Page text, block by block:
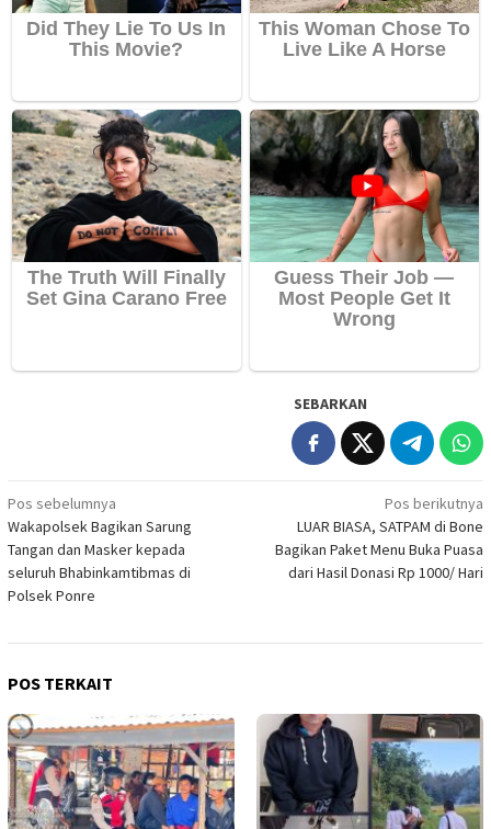
SEBARKAN
Navigasi
pos
Pos sebelumnya
Wakapolsek Bagikan Sarung
Tangan dan Masker kepada
seluruh Bhabinkamtibmas di
Polsek Ponre
Pos berikutnya
LUAR BIASA, SATPAM di Bone
Bagikan Paket Menu Buka Puasa
dari Hasil Donasi Rp 1000/ Hari
POS TERKAIT